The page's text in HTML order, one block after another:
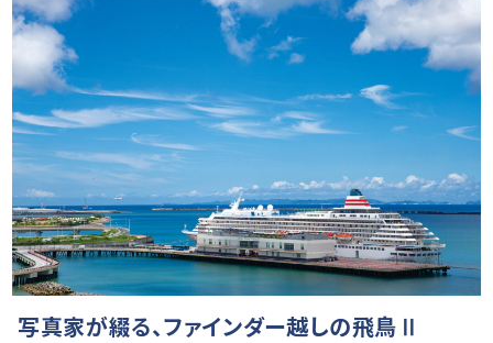
写真家が綴る、ファインダー越しの飛鳥Ⅱ